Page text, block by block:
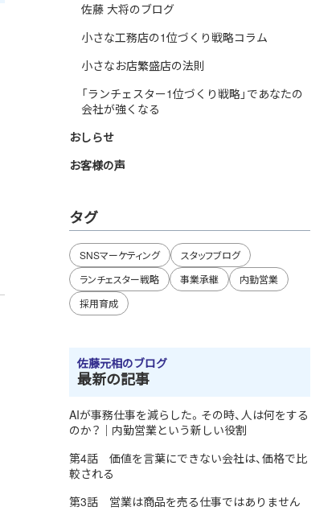
佐藤 大将のブログ
小さな工務店の1位づくり戦略コラム
小さなお店繁盛店の法則
「ランチェスター1位づくり戦略」であなたの
会社が強くなる
おしらせ
お客様の声
タグ
SNSマーケティング
スタッフブログ
ランチェスター戦略
事業承継
内勤営業
採用育成
佐藤元相のブログ
最新の記事
AIが事務仕事を減らした。その時、人は何をする
のか？｜内勤営業という新しい役割
第4話 価値を言葉にできない会社は、価格で比
較される
第3話 営業は商品を売る仕事ではありません